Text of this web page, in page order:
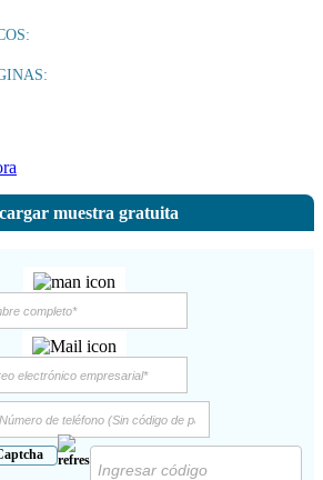
muestra gratuita